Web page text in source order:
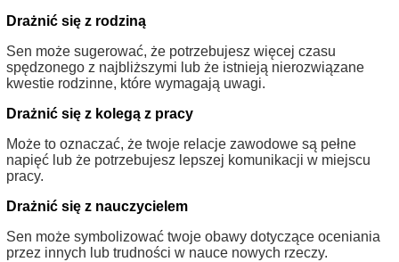
Drażnić się z rodziną
Sen może sugerować, że potrzebujesz więcej czasu
spędzonego z najbliższymi lub że istnieją nierozwiązane
kwestie rodzinne, które wymagają uwagi.
Drażnić się z kolegą z pracy
Może to oznaczać, że twoje relacje zawodowe są pełne
napięć lub że potrzebujesz lepszej komunikacji w miejscu
pracy.
Drażnić się z nauczycielem
Sen może symbolizować twoje obawy dotyczące oceniania
przez innych lub trudności w nauce nowych rzeczy.